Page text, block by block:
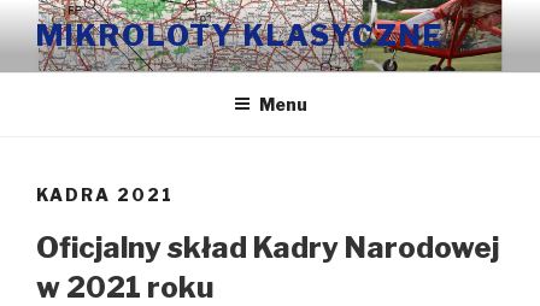
Przeskocz
treści
MIKROLOTY KLASYCZNE
Menu
KADRA 2021
Oficjalny skład Kadry Narodowej
w 2021 roku